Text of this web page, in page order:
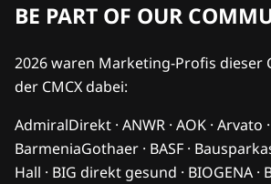
BE PART OF OUR
2026 waren Marketing-Profis dieser
der CMCX dabei:
AdmiralDirekt · ANWR · AOK · Arvato
BarmeniaGothaer · BASF ·
Hall · BIG direkt gesund · BIOGENA